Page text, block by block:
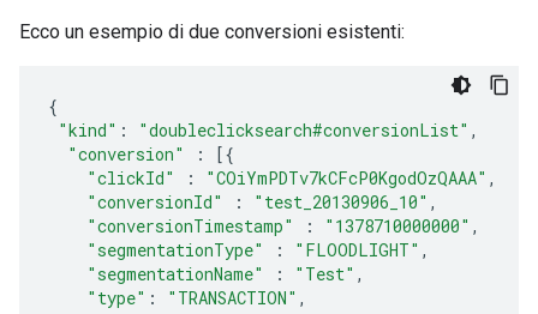
Ecco un esempio di due conversioni esistenti:
{
"kind" : "doubleclicksearch#conversionList" ,
"conversion"
:
[{
"clickId"
: "COiYmPDTv7kCFcP0KgodOzQAAA" ,
"conversionId"
: "test_20130906_10" ,
"conversionTimestamp"
: "1378710000000" ,
"segmentationType"
: "FLOODLIGHT" ,
"segmentationName"
: "Test" ,
"type" : "TRANSACTION" ,